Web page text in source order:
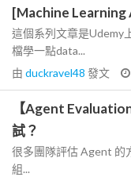
[Machine Learning
這個系列文章是Udemy
檔學一點data...
由 duckravel48 發文
【Agent
試？
很多團隊評估 Agent 的
組...